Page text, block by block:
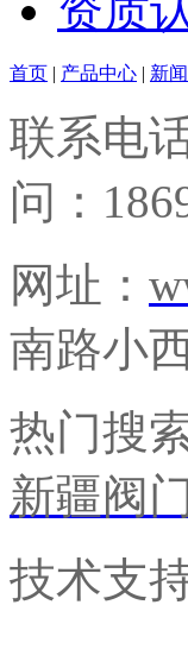
首页 | 产品中心 | 新
联系电
问：
网址：
南路小
热门搜
新疆阀
技术支